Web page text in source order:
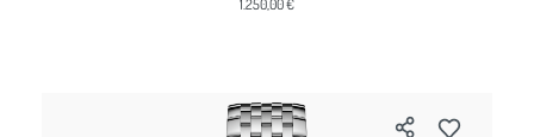
1.250,00 €